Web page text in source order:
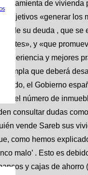
de vivienda
objetivos «generar los
de su deuda , que se
y «que
y mejores
que deberá
el Gobierno
el número de
consultar dudas
vende Sareb sus
como hemos
malo’ . Esto es
y cajas de ahorro